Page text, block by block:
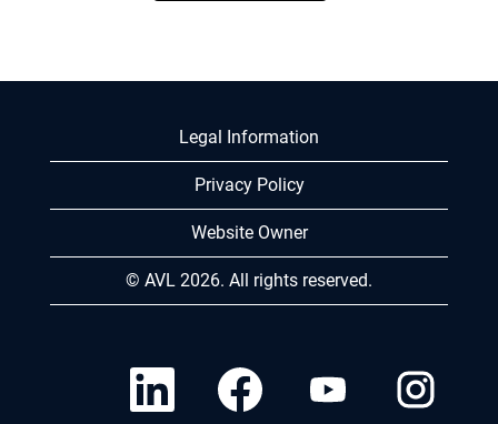
Legal Information
Privacy Policy
Website Owner
© AVL 2026. All rights reserved.
Ö
p
Ö
p
p
Ö
p
p